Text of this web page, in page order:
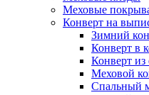
Меховые
Конверт на
Зимний
Конверт в
Конверт
Меховой
Спальный